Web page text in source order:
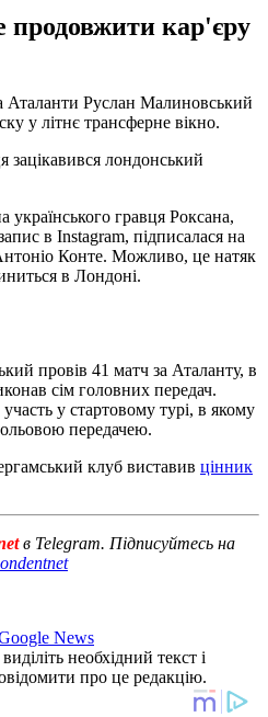
продовжити кар'єру
Аталанти Руслан Малиновський
у літнє трансферне вікно.
зацікавився лондонський
гравця Роксана,
в Instagram, підписалася на
Конте. Можливо, це натяк
в Лондоні.
провів 41 матч за Аталанту, в
сім головних передач.
у стартовому турі, в якому
передачею.
клуб виставив цінник
в Telegram. Підписуйтесь на
News
необхідний текст і
про це редакцію.